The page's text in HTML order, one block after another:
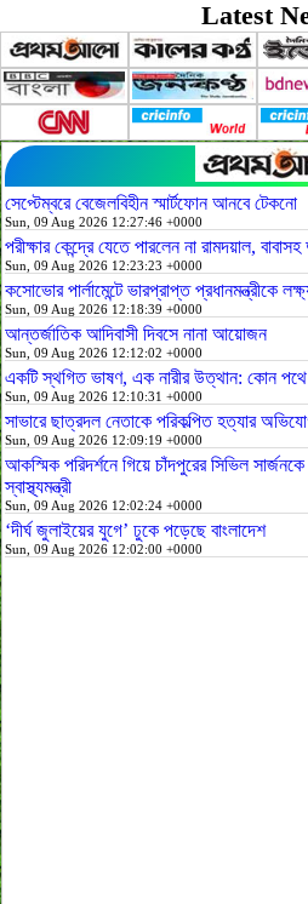
Latest
সেপ্টেম্বরে বেজেলবিহীন স্মার্টফোন আনবে টেকনো
Sun, 09 Aug 2026 12:27:46 +0000
পরীক্ষার কেন্দ্রে যেতে পারলেন না রামদয়াল,
Sun, 09 Aug 2026 12:23:23 +0000
কসোভোর পার্লামেন্টে ভারপ্রাপ্ত প্রধানমন্ত্রীকে
Sun, 09 Aug 2026 12:18:39 +0000
আন্তর্জাতিক আদিবাসী দিবসে নানা আয়োজন
Sun, 09 Aug 2026 12:12:02 +0000
একটি স্থগিত ভাষণ, এক নারীর উত্থান: কোন পথে
Sun, 09 Aug 2026 12:10:31 +0000
সাভারে ছাত্রদল নেতাকে পরিকল্পিত হত্যার
Sun, 09 Aug 2026 12:09:19 +0000
আকস্মিক পরিদর্শনে গিয়ে চাঁদপুরের সিভিল
স্বাস্থ্যমন্ত্রী
Sun, 09 Aug 2026 12:02:24 +0000
‘দীর্ঘ জুলাইয়ের যুগে’ ঢুকে পড়েছে বাংলাদেশ
Sun, 09 Aug 2026 12:02:00 +0000